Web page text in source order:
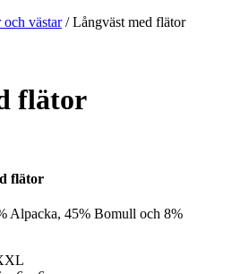
och västar/ Långväst med flätor
flätor
flätor
Alpacka, 45% Bomull och 8%